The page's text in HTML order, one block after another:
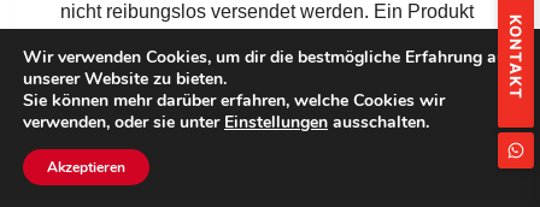
nicht reibungslos versendet werden. Ein Produkt
Staaten auf Marktzugangsprobleme stoßen. Ein
Produkt ohne ordnungsgemäße
Sicherheitszertifizierung kann von Händlern,
Plattformen, Projektträgern oder im Rahmen
KONTAKT
Wir verwenden Cookies, um dir die bestmögliche Erfahrung auf
unserer Website zu bieten.
Sie können mehr darüber erfahren, welche Cookies wir
verwenden, oder sie unter Einstellungen ausschalten.
Akzeptieren